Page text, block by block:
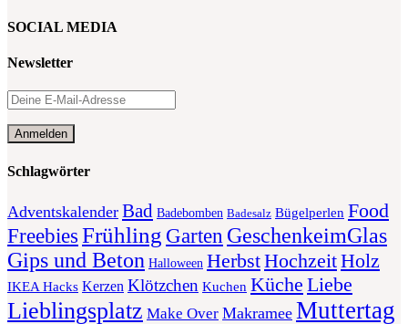
SOCIAL MEDIA
Newsletter
Schlagwörter
Adventskalender Bad Badebomben Badesalz Bügelperlen Food
FreebiesFrühling Garten GeschenkeimGlas
Gips und Beton Halloween HerbstHochzeitHolz
IKEA Hacks Kerzen Klötzchen Kuchen Küche Liebe
Lieblingsplatz Make Over Makramee Muttertag